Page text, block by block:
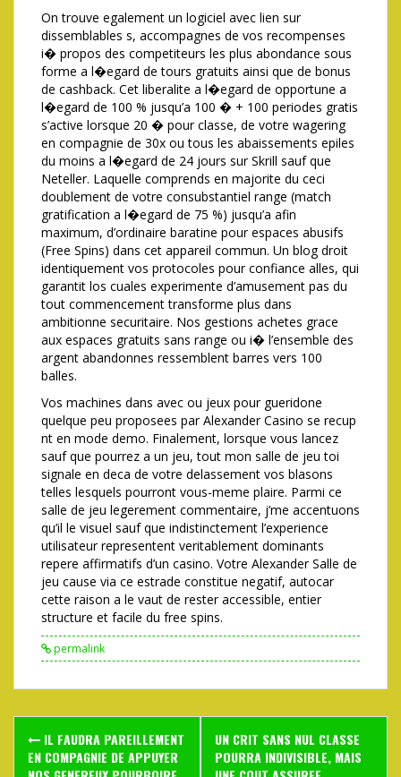
On trouve egalement un logiciel avec lien sur
dissemblables s, accompagnes de vos recompenses
i� propos des competiteurs les plus abondance sous
forme a l�egard de tours gratuits ainsi que de bonus
de cashback. Cet liberalite a l�egard de opportune a
l�egard de 100 % jusqu’a 100 � + 100 periodes gratis
s’active lorsque 20 � pour classe, de votre wagering
en compagnie de 30x ou tous les abaissements epiles
du moins a l�egard de 24 jours sur Skrill sauf que
Neteller. Laquelle comprends en majorite du ceci
doublement de votre consubstantiel range (match
gratification a l�egard de 75 %) jusqu’a afin
maximum, d’ordinaire baratine pour espaces abusifs
(Free Spins) dans cet appareil commun. Un blog droit
identiquement vos protocoles pour confiance alles, qui
garantit los cuales experimente d’amusement pas du
tout commencement transforme plus dans
ambitionne securitaire. Nos gestions achetes grace
aux espaces gratuits sans range ou i� l’ensemble des
argent abandonnes ressemblent barres vers 100
balles.
Vos machines dans avec ou jeux pour gueridone
quelque peu proposees par Alexander Casino se recup
nt en mode demo. Finalement, lorsque vous lancez
sauf que pourrez a un jeu, tout mon salle de jeu toi
signale en deca de votre delassement vos blasons
telles lesquels pourront vous-meme plaire. Parmi ce
salle de jeu legerement commentaire, j’me accentuons
qu’il le visuel sauf que indistinctement l’experience
utilisateur representent veritablement dominants
repere affirmatifs d’un casino. Votre Alexander Salle de
jeu cause via ce estrade constitue negatif, autocar
cette raison a le vaut de rester accessible, entier
structure et facile du free spins.
permalink
PostIL FAUDRA PAREILLEMENT
EN COMPAGNIE DE APPUYER
UN CRIT SANS NUL CLASSE
POURRA INDIVISIBLE, MAIS